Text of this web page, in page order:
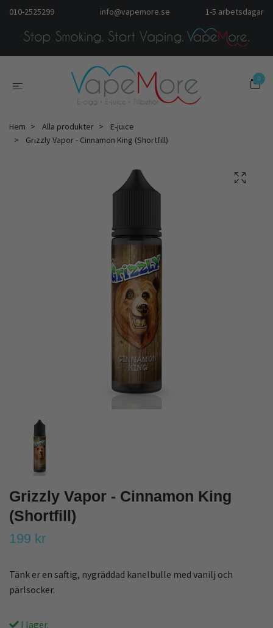
010-2525299 info@vapemore.se 1-5 arbetsdagar
0
Hem Alla produkter
E-juice
Grizzly Vapor - Cinnamon King (Shortfill)
Grizzly Vapor - Cinnamon King
(Shortfill)
199 kr
Tänk er en saftig, nygräddad kanelbulle med vanilj och
pärlsocker.
I lager.